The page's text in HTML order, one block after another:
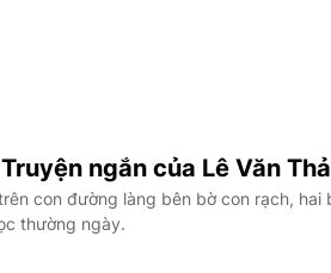
ngắn của Lê Văn
con đường làng bên bờ con rạch, hai
thường ngày.